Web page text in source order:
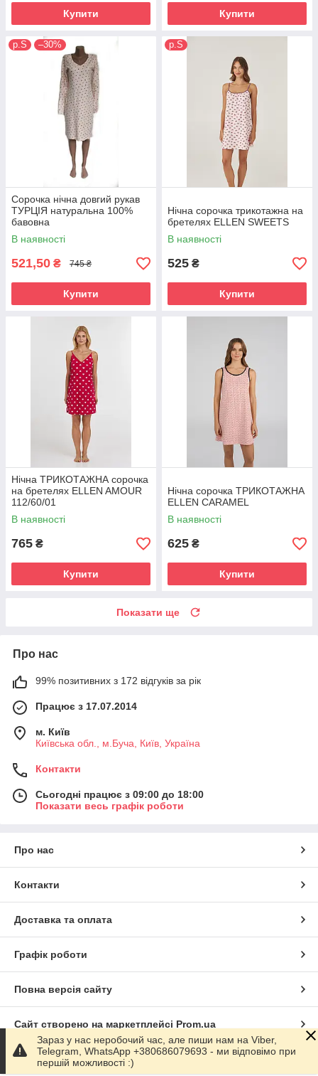
Купити Купити
р.S –30%
Сорочка нічна довгий рукав
ТУРЦІЯ натуральна 100%
бавовна
В наявності
521,50 ₴ 745 ₴
Купити
р.S
Нічна сорочка трикотажна на
бретелях ELLEN SWEETS
В наявності
525 ₴
Купити
Нічна ТРИКОТАЖНА сорочка
на бретелях ELLEN AMOUR
112/60/01
В наявності
765 ₴
Купити
Нічна сорочка ТРИКОТАЖНА
ELLEN CARAMEL
В наявності
625 ₴
Купити
Показати ще
Про нас
99% позитивних з 172 відгуків за рік
Працює з 17.07.2014
м. Київ
Київська обл., м.Буча, Київ, Україна
Контакти
Сьогодні працює з 09:00 до 18:00
Показати весь графік роботи
Про нас
Контакти
Доставка та оплата
Графік роботи
Повна версія сайту
Сайт створено на маркетплейсі Prom.ua
Політика конфіденційності
Зараз у нас неробочий час, але пиши нам на Viber,
Telegram, WhatsApp +380686079693 - ми відповімо при
першій можливості :)